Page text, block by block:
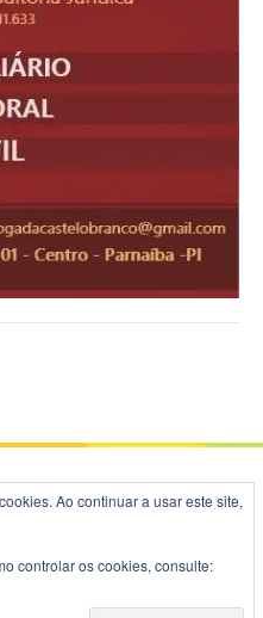
byFameThemes.
Ao continuar a usar este site,
controlar os cookies, consulte: